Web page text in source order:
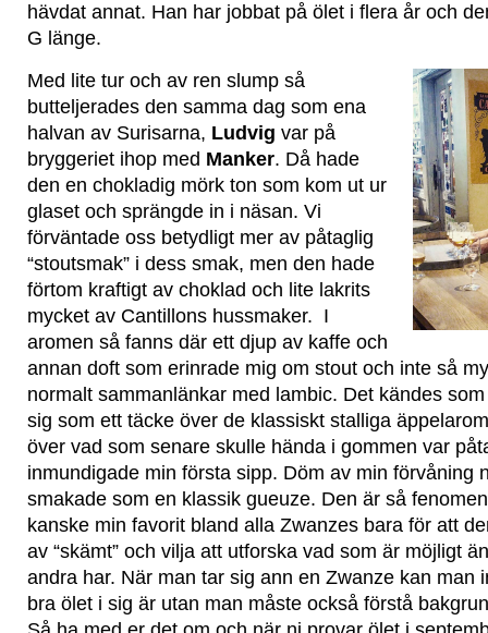
hävdat annat. Han har jobbat på ölet i flera år och
G länge.
Med lite tur och av ren slump så
butteljerades den samma dag som ena
halvan av Surisarna, Ludvig var på
bryggeriet ihop med Manker. Då hade
den en chokladig mörk ton som kom ut ur
glaset och sprängde in i näsan. Vi
förväntade oss betydligt mer av påtaglig
“stoutsmak” i dess smak, men den hade
förtom kraftigt av choklad och lite lakrits
mycket av Cantillons hussmaker. I
aromen så fanns där ett djup av kaffe och
annan doft som erinrade mig om stout och inte så
normalt sammanlänkar med lambic. Det kändes
sig som ett täcke över de klassiskt stalliga
över vad som senare skulle hända i gommen var
inmundigade min första sipp. Döm av min förvåning
smakade som en klassik gueuze. Den är så
kanske min favorit bland alla Zwanzes bara för att
av “skämt” och vilja att utforska vad som är möjligt
andra har. När man tar sig ann en Zwanze kan man
bra ölet i sig är utan man måste också förstå